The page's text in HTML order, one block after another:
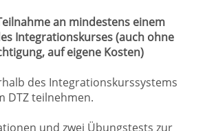
an mindestens einem
Integrationskurses (auch ohne
auf eigene Kosten)
des Integrationskurssystems
DTZ teilnehmen.
und zwei Übungstests zur